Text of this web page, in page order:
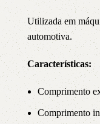
Utilizada em
automotiva.
Características:
Comprimento
Comprimento